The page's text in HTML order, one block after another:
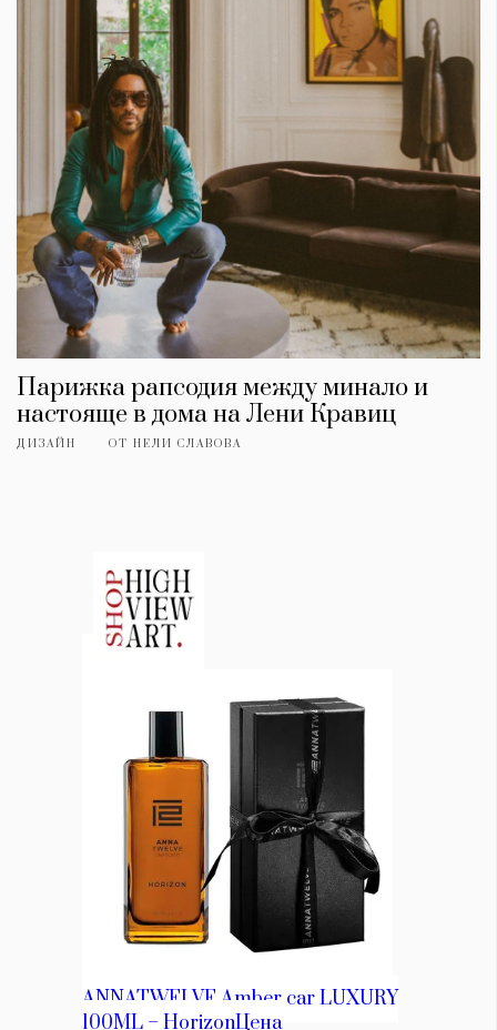
Парижка рапсодия между минало и
настояще в дома на Лени Кравиц
ДИЗАЙН ОТ НЕЛИ СЛАВОВА